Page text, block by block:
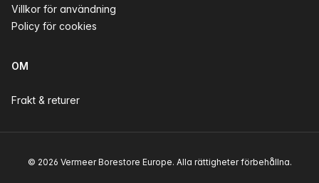
Villkor för användning
Policy för cookies
OM
Frakt & returer
© 2026 Vermeer Borestore Europe. Alla rättigheter förbehållna.